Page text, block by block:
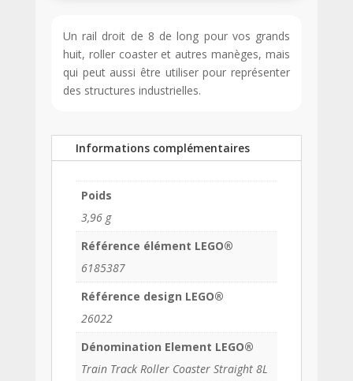
Un rail droit de 8 de long pour vos grands
huit, roller coaster et autres manèges, mais
qui peut aussi être utiliser pour représenter
des structures industrielles.
Informations complémentaires
Poids
3,96 g
Référence élément LEGO®
6185387
Référence design LEGO®
26022
Dénomination Element LEGO®
Train Track Roller Coaster Straight 8L